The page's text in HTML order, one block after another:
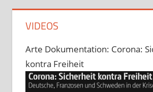
VIDEOS
Arte Dokumentation: Corona:
kontra Freiheit